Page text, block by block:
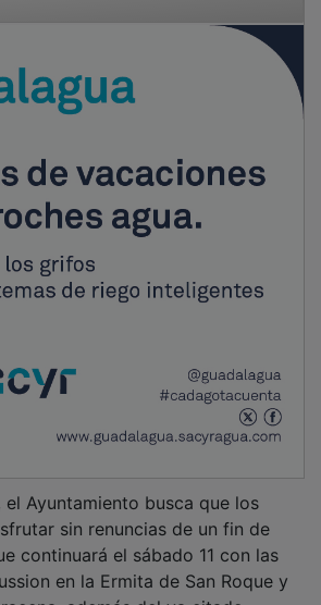
sin renuncias de un fin de
continuará el sábado 11 con las
en la Ermita de San Roque y
además del ya citado